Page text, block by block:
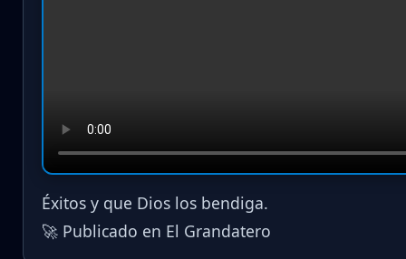
Éxitos y que Dios los bendiga.
🚀 Publicado en El Grandatero